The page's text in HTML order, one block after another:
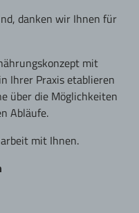
danken wir Ihnen für
mit
Ihrer Praxis etablieren
über die Möglichkeiten
Abläufe.
mit Ihnen.